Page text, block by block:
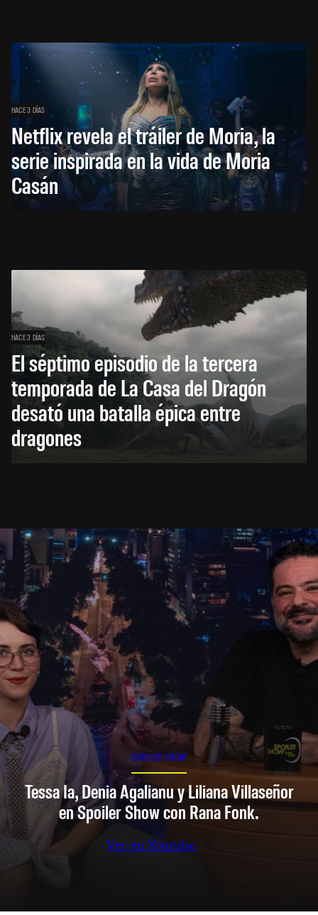
HACE 3 DÍAS
Netflix revela el tráiler de Moria, la
serie inspirada en la vida de Moria
Casán
HACE 3 DÍAS
El séptimo episodio de la tercera
temporada de La Casa del Dragón
desató una batalla épica entre
dragones
SPOILER SHOW
Tessa Ia, Denia Agalianu y Liliana Villaseñor
en Spoiler Show con Rana Fonk.
Ver en Youtube